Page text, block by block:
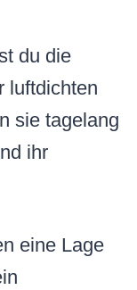
du die
luftdichten
sie tagelang
ihr
eine Lage